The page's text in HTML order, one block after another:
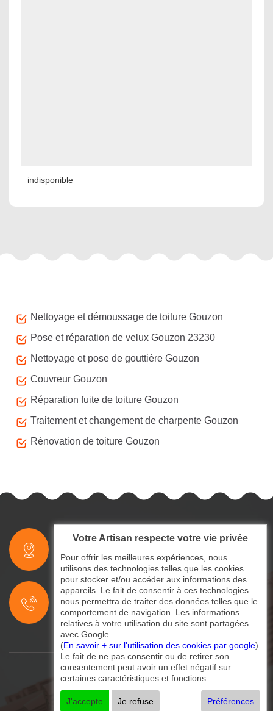
indisponible
Nettoyage et démoussage de toiture Gouzon
Pose et réparation de velux Gouzon 23230
Nettoyage et pose de gouttière Gouzon
Couvreur Gouzon
Réparation fuite de toiture Gouzon
Traitement et changement de charpente Gouzon
Rénovation de toiture Gouzon
indisponible
indisponible
©2024 - 2026 Tout droit réservé
Mentions légales-Contactez-nous
Votre Artisan respecte votre vie privée
Pour offrir les meilleures expériences, nous
utilisons des technologies telles que les cookies
pour stocker et/ou accéder aux informations des
appareils. Le fait de consentir à ces technologies
nous permettra de traiter des données telles que le
comportement de navigation. Les informations
relatives à votre utilisation du site sont partagées
avec Google.
(En savoir + sur l'utilisation des cookies par google)
Le fait de ne pas consentir ou de retirer son
consentement peut avoir un effet négatif sur
certaines caractéristiques et fonctions.
J'accepte Je refuse Préférences